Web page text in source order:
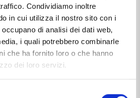
Condividiamo inoltre
in cui utilizza il nostro sito con i
di analisi dei dati web,
i quali potrebbero combinarle
che ha fornito loro o che hanno
dei loro servizi.